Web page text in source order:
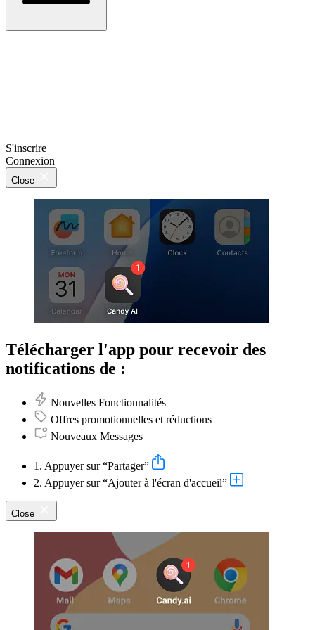
S'inscrire
Connexion
Close
Télécharger l'app pour recevoir des
notifications de :
Nouvelles Fonctionnalités
Offres promotionnelles et réductions
Nouveaux Messages
1. Appuyer sur “Partager”
2. Appuyer sur “Ajouter à l'écran d'accueil”
Close